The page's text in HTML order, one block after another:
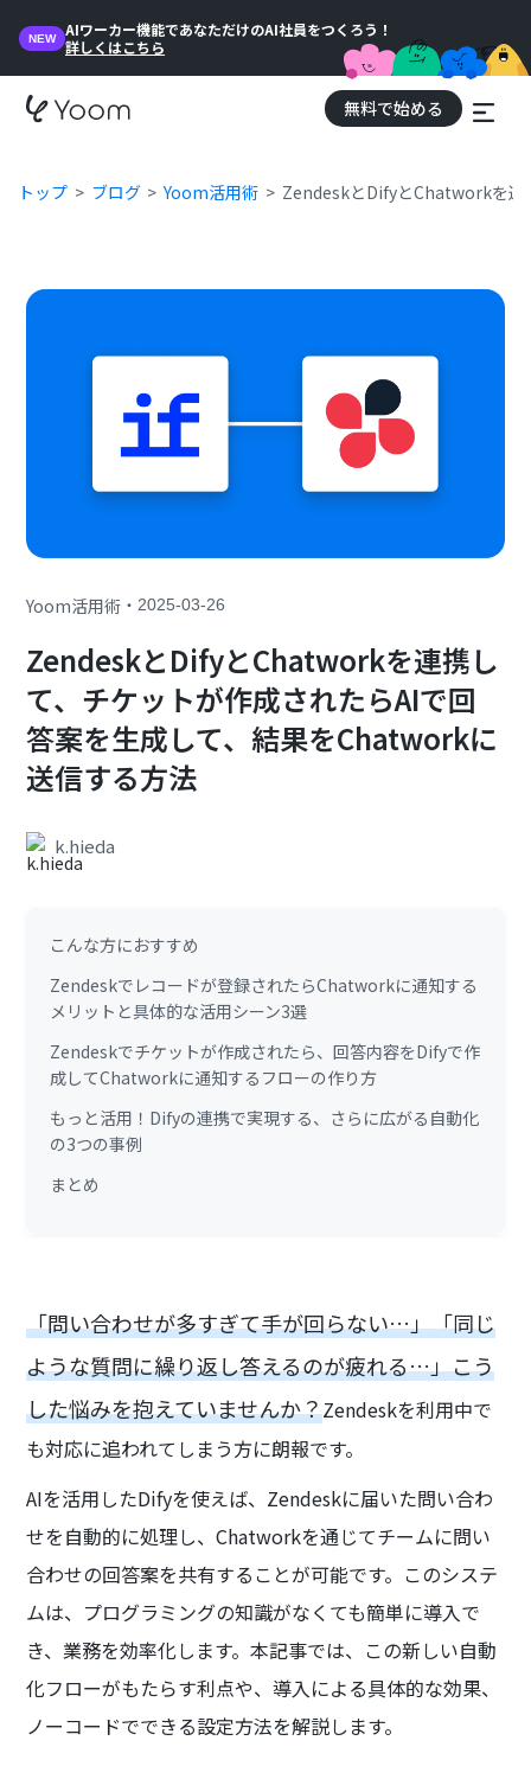
NEW
AIワーカー機能であなただけのAI社員をつくろう！
詳しくはこちら
無料で始める
トップ ブログ Yoom活用術 ZendeskとDifyとChatworkを連
Yoom活用術 ・2025-03-26
ZendeskとDifyとChatworkを連携し
て、チケットが作成されたらAIで回
答案を生成して、結果をChatworkに
送信する方法
k.hieda
こんな方におすすめ
Zendeskでレコードが登録されたらChatworkに通知する
メリットと具体的な活用シーン3選
Zendeskでチケットが作成されたら、回答内容をDifyで作
成してChatworkに通知するフローの作り方
もっと活用！Difyの連携で実現する、さらに広がる自動化
の3つの事例
まとめ
「問い合わせが多すぎて手が回らない…」「同じ
ような質問に繰り返し答えるのが疲れる…」こう
した悩みを抱えていませんか？Zendeskを利用中で
も対応に追われてしまう方に朗報です。
AIを活用したDifyを使えば、Zendeskに届いた問い合わ
せを自動的に処理し、Chatworkを通じてチームに問い
合わせの回答案を共有することが可能です。このシステ
ムは、プログラミングの知識がなくても簡単に導入で
き、業務を効率化します。本記事では、この新しい自動
化フローがもたらす利点や、導入による具体的な効果、
ノーコードでできる設定方法を解説します。